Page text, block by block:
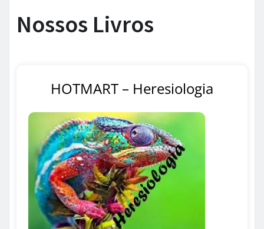
Nossos Livros
HOTMART – Heresiologia